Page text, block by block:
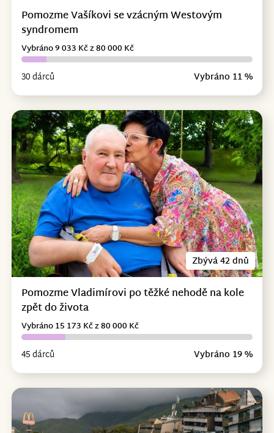
Pomozme Vašíkovi se vzácným Westovým
syndromem
30 dárců Vybráno 11 %
Vybráno 9 033 Kč z 80 000 Kč
Zbývá 42 dnů
Pomozme Vladimírovi po těžké nehodě na kole
zpět do života
45 dárců Vybráno 19 %
Vybráno 15 173 Kč z 80 000 Kč